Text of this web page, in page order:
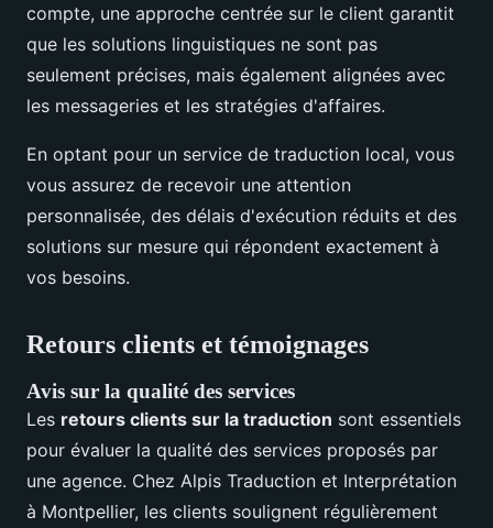
compte, une approche centrée sur le client garantit
que les solutions linguistiques ne sont pas
seulement précises, mais également alignées avec
les messageries et les stratégies d'affaires.
En optant pour un service de traduction local, vous
vous assurez de recevoir une attention
personnalisée, des délais d'exécution réduits et des
solutions sur mesure qui répondent exactement à
vos besoins.
Retours clients et témoignages
Avis sur la qualité des services
Les retours clients sur la traduction sont essentiels
pour évaluer la qualité des services proposés par
une agence. Chez Alpis Traduction et Interprétation
à Montpellier, les clients soulignent régulièrement